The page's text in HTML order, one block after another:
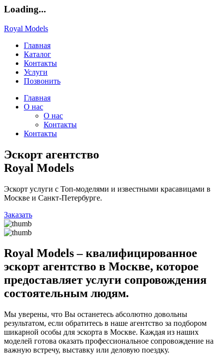
Loading...
Royal Models
Главная
Каталог
Контакты
Услуги
Позвонить
Главная
О нас
О нас
Контакты
Контакты
Эскорт агентство
Royal Models
Эскорт услуги с Топ-моделями и известными красавицами в
Москве и Санкт-Петербурге.
Заказать
Royal Models – квалифицированное
эскорт агентство в Москве, которое
предоставляет услуги сопровождения
состоятельным людям.
Мы уверены, что Вы останетесь абсолютно довольны
результатом, если обратитесь в наше агентство за подбором
шикарной особы для эскорта в Москве. Каждая из наших
моделей готова оказать профессиональное сопровождение на
важную встречу, выставку или деловую поездку.